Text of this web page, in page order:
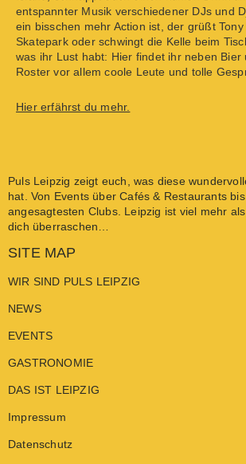
entspannter Musik verschiedener DJs und
ein bisschen mehr Action ist, der grüßt Tony
Skatepark oder schwingt die Kelle beim
was ihr Lust habt: Hier findet ihr neben Bier
Roster vor allem coole Leute und tolle
Hier erfährst du mehr.
Puls Leipzig zeigt euch, was diese
hat. Von Events überCafés & Restaurants
angesagtesten Clubs. Leipzig ist viel mehr
dich überraschen…
SITE MAP
WIR SIND PULS LEIPZIG
NEWS
EVENTS
GASTRONOMIE
DAS IST LEIPZIG
Impressum
Datenschutz